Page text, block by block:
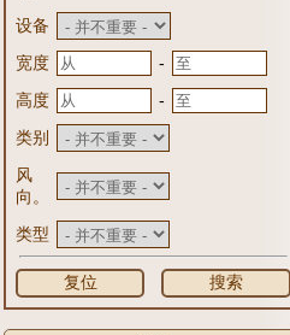
设备
宽度
-
高度
-
类别
风
向。
类型
复位 搜索